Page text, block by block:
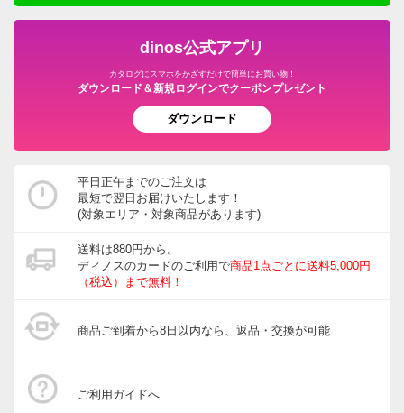
dinos公式アプリ
カタログにスマホをかざすだけで簡単にお買い物！
ダウンロード＆新規ログインでクーポンプレゼント
ダウンロード
平日正午までのご注文は
最短で翌日お届けいたします！
(対象エリア・対象商品があります)
送料は880円から。
ディノスのカードのご利用で商品1点ごとに送料5,000円
（税込）まで無料！
商品ご到着から8日以内なら、返品・交換が可能
ご利用ガイドへ